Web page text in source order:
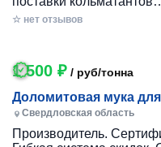
(кольматирующих
которые указаны в
задании за...
☆ нет отзывов
1 500 ₽ / руб/тонна
Доломитовая мука
почвы
Свердловская область
Производитель.